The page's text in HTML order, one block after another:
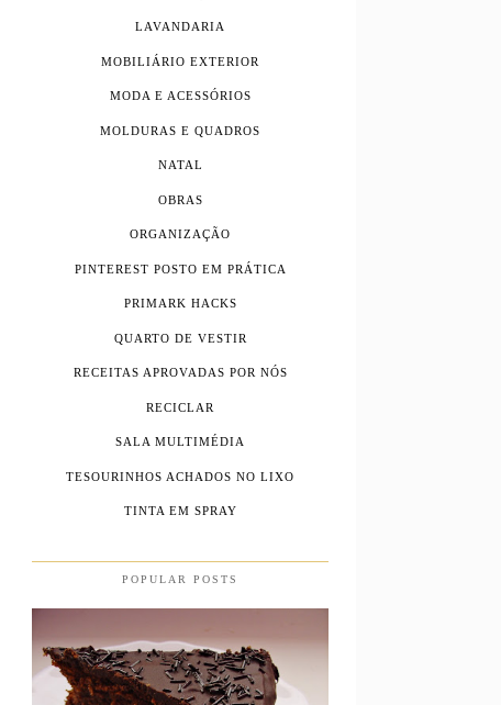
LAVANDARIA
MOBILIÁRIO EXTERIOR
MODA E ACESSÓRIOS
MOLDURAS E QUADROS
NATAL
OBRAS
ORGANIZAÇÃO
PINTEREST POSTO EM PRÁTICA
PRIMARK HACKS
QUARTO DE VESTIR
RECEITAS APROVADAS POR NÓS
RECICLAR
SALA MULTIMÉDIA
TESOURINHOS ACHADOS NO LIXO
TINTA EM SPRAY
POPULAR POSTS